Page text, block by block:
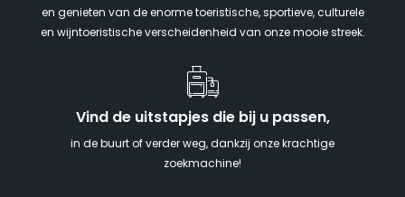
en genieten van de enorme toeristische, sportieve, culturele
en wijntoeristische verscheidenheid van onze mooie streek.
Vind de uitstapjes die bij u passen,
in de buurt of verder weg, dankzij onze krachtige
zoekmachine!